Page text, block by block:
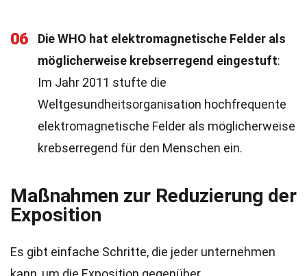
06
Die WHO hat elektromagnetische Felder als
möglicherweise krebserregend eingestuft:
Im Jahr 2011 stufte die
Weltgesundheitsorganisation hochfrequente
elektromagnetische Felder als möglicherweise
krebserregend für den Menschen ein.
Maßnahmen zur Reduzierung der
Exposition
Es gibt einfache Schritte, die jeder unternehmen